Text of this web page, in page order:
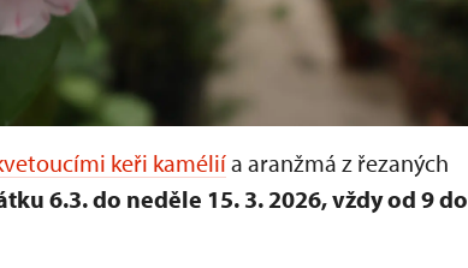
keři kaméliía aranžmá z řezaných
6.3. do neděle 15. 3. 2026, vždy od 9 do